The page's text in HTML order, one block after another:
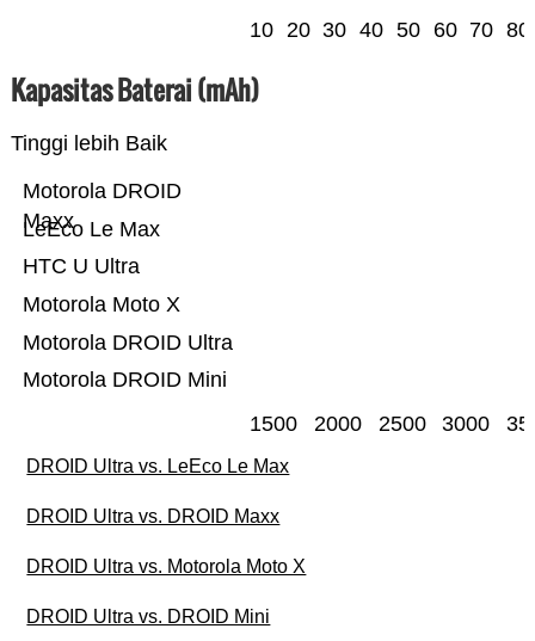
10 20 30 40 50 60 70 80
Kapasitas Baterai (mAh)
Tinggi lebih Baik
Motorola DROID Mini
Motorola DROID Ultra
Motorola Moto X
HTC U Ultra
LeEco Le Max
Motorola DROID
Maxx
1500 2000 2500 3000
DROID Ultra vs. LeEco Le Max
DROID Ultra vs. DROID Maxx
DROID Ultra vs. Motorola Moto X
DROID Ultra vs. DROID Mini